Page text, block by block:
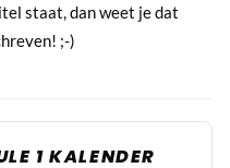
staat, dan weet je dat
;-)
1 KALENDER